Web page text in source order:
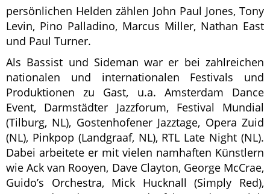
persönlichen Helden zählen John Paul Jones, Tony
Levin, Pino Palladino, Marcus Miller, Nathan East
und Paul Turner.
Als Bassist und Sideman war er bei zahlreichen
nationalen und internationalen Festivals und
Produktionen zu Gast, u.a. Amsterdam Dance
Event, Darmstädter Jazzforum, Festival Mundial
(Tilburg, NL), Gostenhofener Jazztage, Opera Zuid
(NL), Pinkpop (Landgraaf, NL), RTL Late Night (NL).
Dabei arbeitete er mit vielen namhaften Künstlern
wie Ack van Rooyen, Dave Clayton, George McCrae,
Guido’s Orchestra, Mick Hucknall (Simply Red),